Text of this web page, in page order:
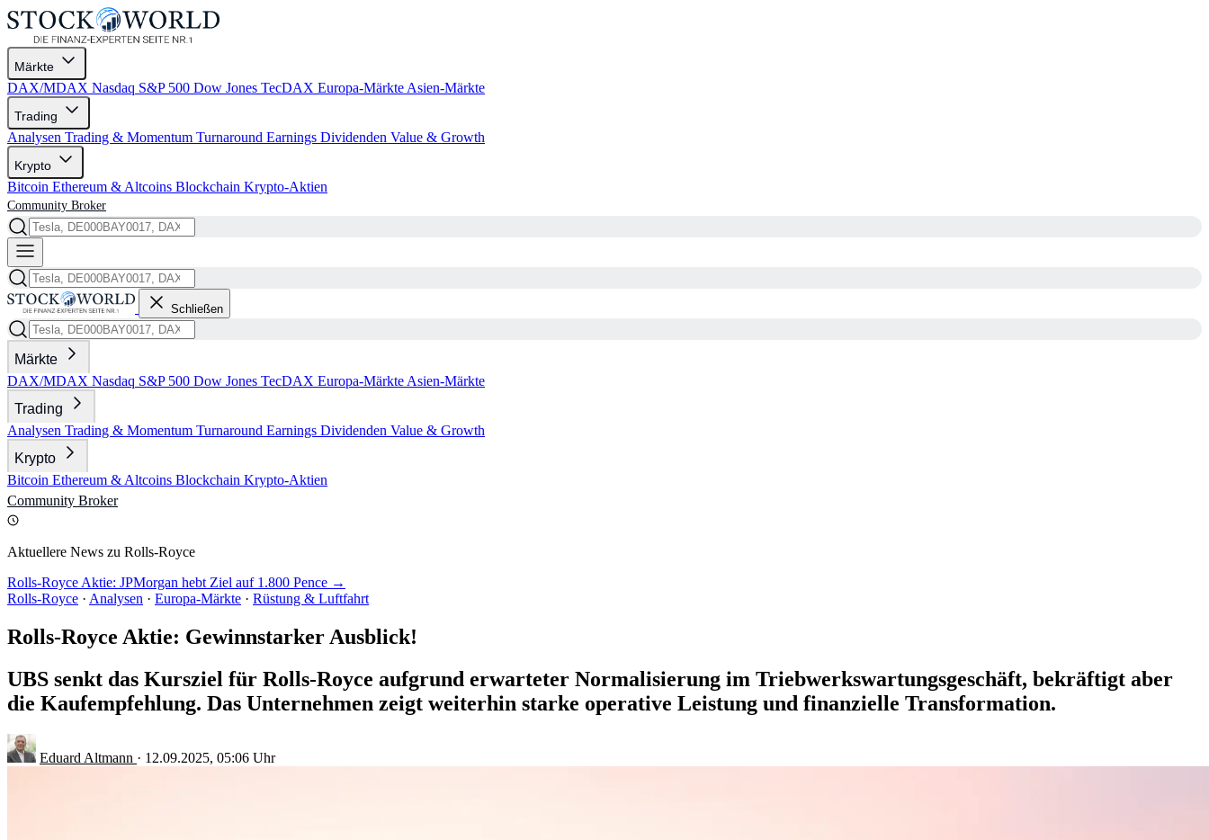
Märkte
DAX/MDAX Nasdaq S&P 500 Dow Jones TecDAX Europa-Märkte Asien-Märkte
Trading
Analysen Trading & Momentum Turnaround Earnings Dividenden Value & Growth
Krypto
Bitcoin Ethereum & Altcoins Blockchain Krypto-Aktien
Community Broker
Schließen
Märkte
DAX/MDAX Nasdaq S&P 500 Dow Jones TecDAX Europa-Märkte Asien-Märkte
Trading
Analysen Trading & Momentum Turnaround Earnings Dividenden Value & Growth
Krypto
Bitcoin Ethereum & Altcoins Blockchain Krypto-Aktien
Community Broker
Aktuellere News zu Rolls-Royce
Rolls-Royce Aktie: JPMorgan hebt Ziel auf 1.800 Pence →
Rolls-Royce · Analysen · Europa-Märkte · Rüstung & Luftfahrt
Rolls-Royce Aktie: Gewinnstarker Ausblick!
UBS senkt das Kursziel für Rolls-Royce aufgrund erwarteter Normalisierung im Triebwerkswartungsgeschäft, bekräftigt aber
die Kaufempfehlung. Das Unternehmen zeigt weiterhin starke operative Leistung und finanzielle Transformation.
Eduard Altmann · 12.09.2025, 05:06 Uhr